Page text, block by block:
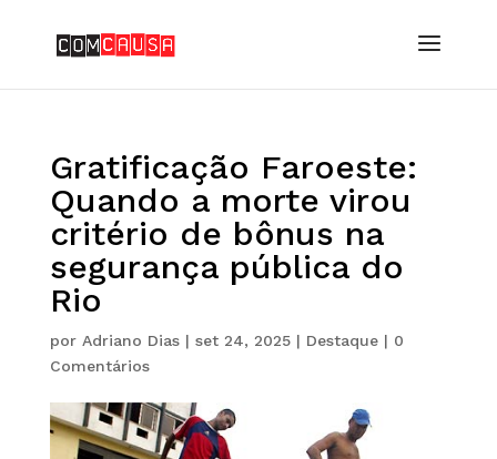
Gratificação Faroeste:
Quando a morte virou
critério de bônus na
segurança pública do
Rio
por Adriano Dias| set 24, 2025| Destaque| 0
Comentários